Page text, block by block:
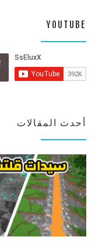
YOUTUBE
أحدث المقالات